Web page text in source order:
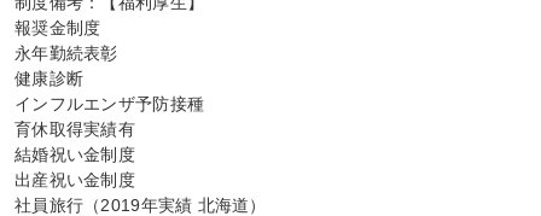
報奨金制度
永年勤続表彰
健康診断
インフルエンザ予防接種
育休取得実績有
結婚祝い金制度
出産祝い金制度
社員旅行（2019年実績 北海道）